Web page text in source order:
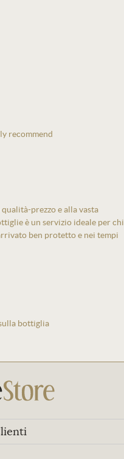
recommend
prezzo e alla vasta
è un servizio ideale per chi
ben protetto e nei tempi
bottiglia